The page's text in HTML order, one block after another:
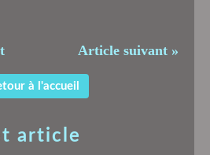
Article suivant »
à l'accueil
article